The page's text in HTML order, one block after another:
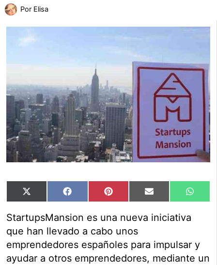
Por Elisa
Compartir
en
X
(Twitter)
Compartir
en
Facebook Compartir
en
Pinterest Compartir
en
Email
en
StartupsMansion es una nueva iniciativa
que han llevado a cabo unos
emprendedores españoles para impulsar y
ayudar a otros emprendedores, mediante un